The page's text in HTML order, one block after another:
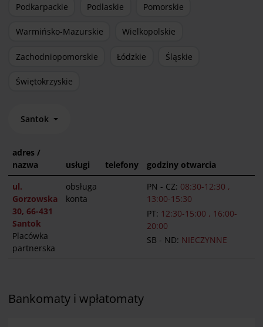
Podkarpackie Podlaskie Pomorskie
Warmińsko-Mazurskie Wielkopolskie
Zachodniopomorskie Łódzkie Śląskie
Świętokrzyskie
Santok
adres /
nazwa
usługi telefony
godziny otwarcia
ul.
Gorzowska
30, 66-431
Santok
Placówka
partnerska
obsługa
konta
PN - CZ: 08:30-12:30 ,
13:00-15:30
PT: 12:30-15:00 , 16:00-
20:00
SB - ND: NIECZYNNE
Bankomaty i wpłatomaty